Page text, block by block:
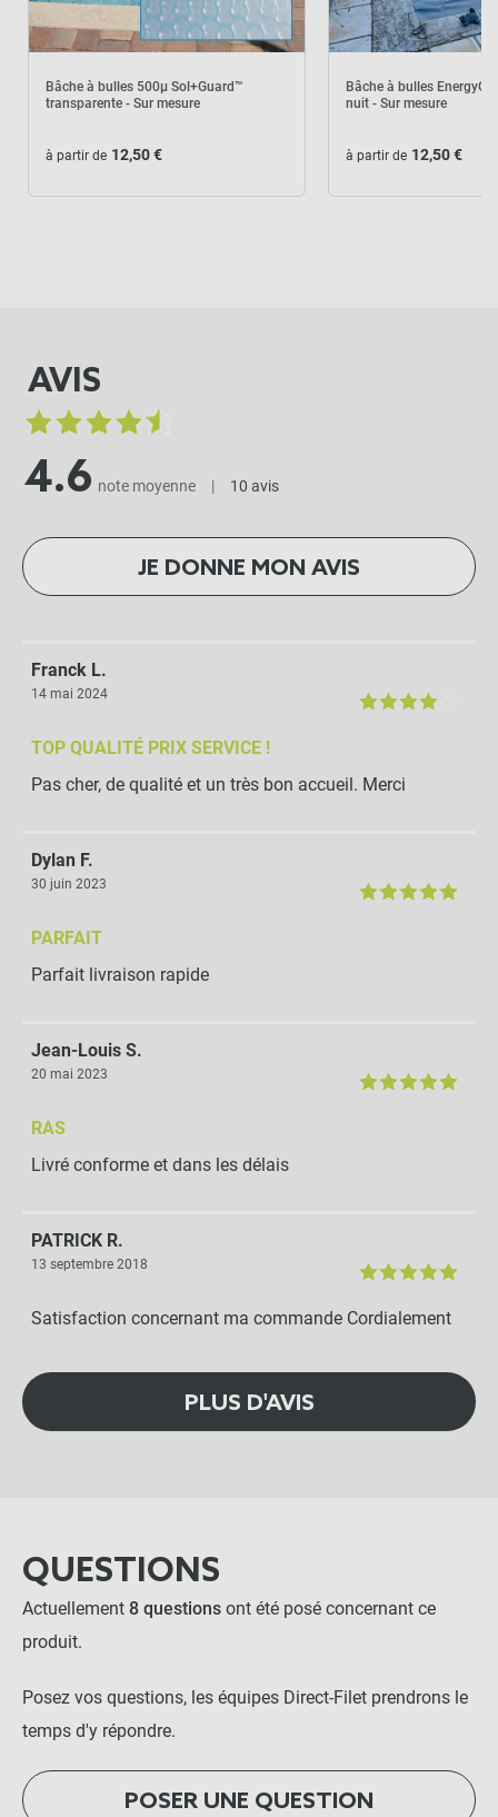
Bâche à bulles 500µ Sol+Guard™
transparente - Sur mesure
à partir de 12,50 €
Bâche à bulles
nuit - Sur mesure
à partir de 12,50 €
AVIS
4.6 note moyenne | 10 avis
JE DONNE MON AVIS
Franck L.
14 mai 2024
TOP QUALITÉ PRIX SERVICE !
Pas cher, de qualité et un très bon accueil. Merci
Dylan F.
30 juin 2023
PARFAIT
Parfait livraison rapide
Jean-Louis S.
20 mai 2023
RAS
Livré conforme et dans les délais
PATRICK R.
13 septembre 2018
Satisfaction concernant ma commande Cordialement
PLUS D'AVIS
QUESTIONS
Actuellement 8 questions ont été posé concernant ce
produit.
Posez vos questions, les équipes Direct-Filet prendrons le
temps d'y répondre.
POSER UNE QUESTION